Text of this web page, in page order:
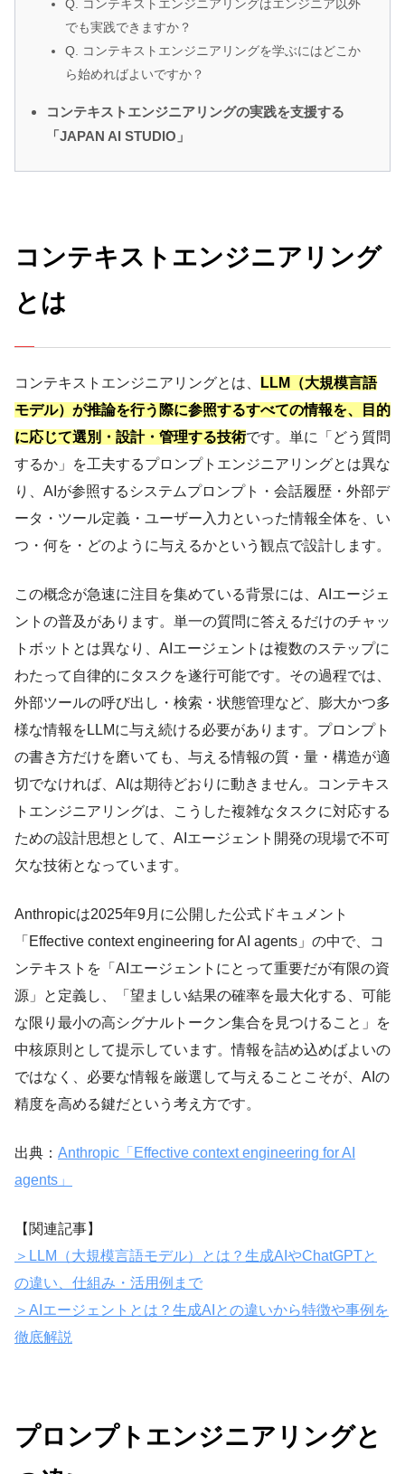
Q. コンテキストエンジニアリングはエンジニア以外
でも実践できますか？
Q. コンテキストエンジニアリングを学ぶにはどこか
ら始めればよいですか？
コンテキストエンジニアリングの実践を支援する
「JAPAN AI STUDIO」
コンテキストエンジニアリング
とは
コンテキストエンジニアリングとは、
LLM（大規模言語
モデル）が推論を行う際に参照するすべての情報を、目的
に応じて選別・設計・管理する技術です。単に「どう質問
するか」を工夫するプロンプトエンジニアリングとは異な
り、AIが参照するシステムプロンプト・会話履歴・外部デ
ータ・ツール定義・ユーザー入力といった情報全体を、い
つ・何を・どのように与えるかという観点で設計します。
この概念が急速に注目を集めている背景には、AIエージェ
ントの普及があります。単一の質問に答えるだけのチャッ
トボットとは異なり、AIエージェントは複数のステップに
わたって自律的にタスクを遂行可能です。その過程では、
外部ツールの呼び出し・検索・状態管理など、膨大かつ多
様な情報をLLMに与え続ける必要があります。プロンプト
の書き方だけを磨いても、与える情報の質・量・構造が適
切でなければ、AIは期待どおりに動きません。コンテキス
トエンジニアリングは、こうした複雑なタスクに対応する
ための設計思想として、AIエージェント開発の現場で不可
欠な技術となっています。
Anthropicは2025年9月に公開した公式ドキュメント
「Effective context engineering for AI agents」の中で、コ
ンテキストを「AIエージェントにとって重要だが有限の資
源」と定義し、「望ましい結果の確率を最大化する、可能
な限り最小の高シグナルトークン集合を見つけること」を
中核原則として提示しています。情報を詰め込めばよいの
ではなく、必要な情報を厳選して与えることこそが、AIの
精度を高める鍵だという考え方です。
出典： Anthropic「Effective context engineering for AI
agents」
【関連記事】
＞LLM（大規模言語モデル）とは？生成AIやChatGPTと
の違い、仕組み・活用例まで
＞AIエージェントとは？生成AIとの違いから特徴や事例を
徹底解説
プロンプトエンジニアリングと